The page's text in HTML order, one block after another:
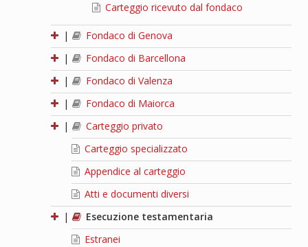
Carteggio ricevuto dal fondaco
|
Fondaco di Genova
|
Fondaco di Barcellona
|
Fondaco di Valenza
|
Fondaco di Maiorca
|
Carteggio privato
Carteggio specializzato
Appendice al carteggio
Atti e documenti diversi
|
Esecuzione testamentaria
Estranei